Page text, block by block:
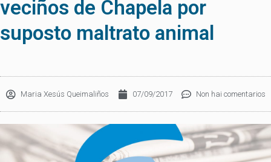
veciños de Chapela por
suposto maltrato animal
Maria Xesús Queimaliños 07/09/2017 Non hai comentarios